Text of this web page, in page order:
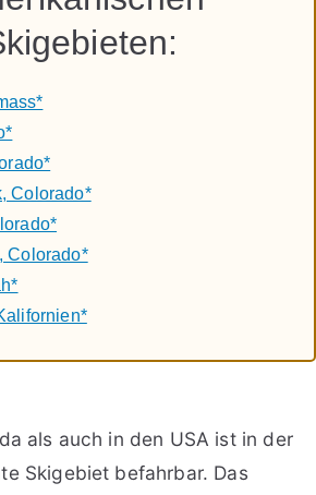
Colorado*
Colorado*
als auch in den USA ist in der
Skigebiet befahrbar. Das